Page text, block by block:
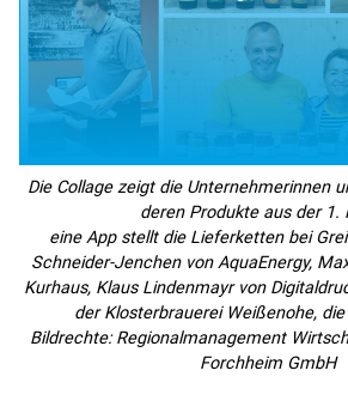
Die Collage zeigt die Unternehmerinnen
deren Produkte aus der 1.
eine App stellt die Lieferketten bei
Schneider-Jenchen von AquaEnergy,
Kurhaus, Klaus Lindenmayr von
der Klosterbrauerei Weißenohe,
Bildrechte: Regionalmanagement
Forchheim GmbH